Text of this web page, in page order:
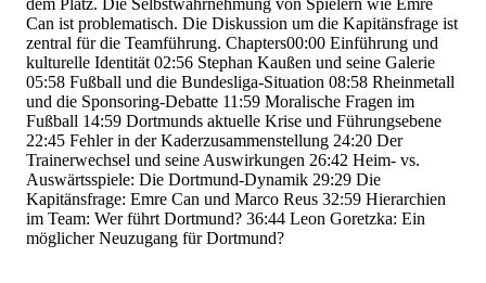
Can ist problematisch. Die Diskussion um die Kapitänsfrage ist
zentral für die Teamführung. Chapters00:00 Einführung und
kulturelle Identität 02:56 Stephan Kaußen und seine Galerie
05:58 Fußball und die Bundesliga-Situation 08:58 Rheinmetall
und die Sponsoring-Debatte 11:59 Moralische Fragen im
Fußball 14:59 Dortmunds aktuelle Krise und Führungsebene
22:45 Fehler in der Kaderzusammenstellung 24:20 Der
Trainerwechsel und seine Auswirkungen 26:42 Heim- vs.
Auswärtsspiele: Die Dortmund-Dynamik 29:29 Die
Kapitänsfrage: Emre Can und Marco Reus 32:59 Hierarchien
im Team: Wer führt Dortmund? 36:44 Leon Goretzka: Ein
möglicher Neuzugang für Dortmund?